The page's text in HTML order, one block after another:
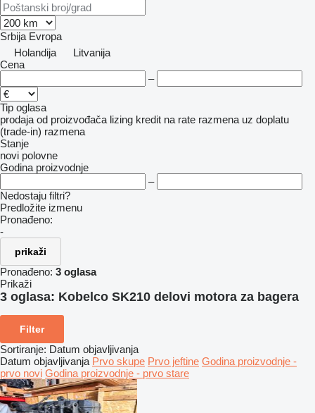
Srbija Evropa
Holandija
Litvanija
Cena
–
Tip oglasa
prodaja od proizvođača lizing kredit na rate razmena uz doplatu
(trade-in) razmena
Stanje
novi polovne
Godina proizvodnje
–
Nedostaju filtri?
Predložite izmenu
Pronađeno:
-
prikaži
Pronađeno: 3 oglasa
Prikaži
3 oglasa: Kobelco SK210 delovi motora za bagerа
Filter
Sortiranje: Datum objavljivanja
Datum objavljivanja Prvo skupe Prvo jeftine Godina proizvodnje -
prvo novi Godina proizvodnje - prvo stare